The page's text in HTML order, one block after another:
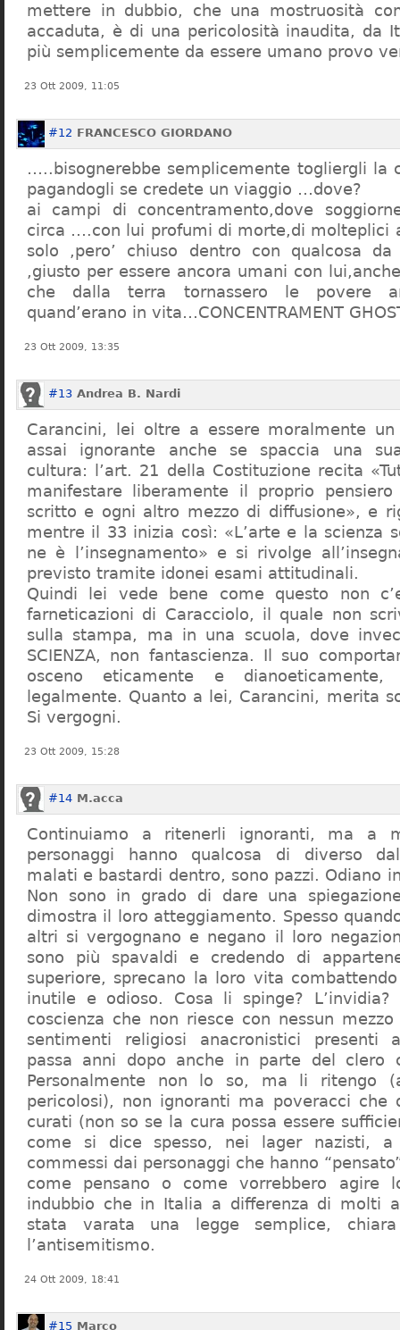
mettere in dubbio, che una mostruosità
accaduta, è di una pericolosità inaudita, da
più semplicemente da essere umano provo
23 Ott 2009, 11:05
#12 FRANCESCO GIORDANO
…..bisognerebbe semplicemente togliergli la
pagandogli se credete un viaggio …dove?
ai campi di concentramento,dove
circa ….con lui profumi di morte,di molteplici
solo ,pero’ chiuso dentro con qualcosa
,giusto per essere ancora umani con
che dalla terra tornassero le povere
quand’erano in vita…CONCENTRAMENT
23 Ott 2009, 13:35
#13 Andrea B. Nardi
Carancini, lei oltre a essere moralmente
assai ignorante anche se spaccia una
cultura: l’art. 21 della Costituzione recita
manifestare liberamente il proprio
scritto e ogni altro mezzo di diffusione», e
mentre il 33 inizia così: «L’arte e la scienza
ne è l’insegnamento» e si rivolge
previsto tramite idonei esami attitudinali.
Quindi lei vede bene come questo non
farneticazioni di Caracciolo, il quale non
sulla stampa, ma in una scuola, dove
SCIENZA, non fantascienza. Il suo
osceno eticamente e dianoeticamente,
legalmente. Quanto a lei, Carancini, merita
Si vergogni.
23 Ott 2009, 15:28
#14 M.acca
Continuiamo a ritenerli ignoranti, ma a
personaggi hanno qualcosa di diverso
malati e bastardi dentro, sono pazzi. Odiano
Non sono in grado di dare una
dimostra il loro atteggiamento. Spesso
altri si vergognano e negano il loro
sono più spavaldi e credendo di
superiore, sprecano la loro vita
inutile e odioso. Cosa li spinge?
coscienza che non riesce con nessun
sentimenti religiosi anacronistici presenti
passa anni dopo anche in parte del clero
Personalmente non lo so, ma li ritengo
pericolosi), non ignoranti ma poveracci che
curati (non so se la cura possa essere
come si dice spesso, nei lager nazisti,
commessi dai personaggi che hanno
come pensano o come vorrebbero agire
indubbio che in Italia a differenza di molti
stata varata una legge semplice,
l’antisemitismo.
24 Ott 2009, 18:41
#15 Marco